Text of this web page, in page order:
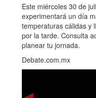
Este miércoles 30 de
experimentará un día
temperaturas cálidas y
por la tarde. Consulta
planear tu jornada.
Debate.com.mx